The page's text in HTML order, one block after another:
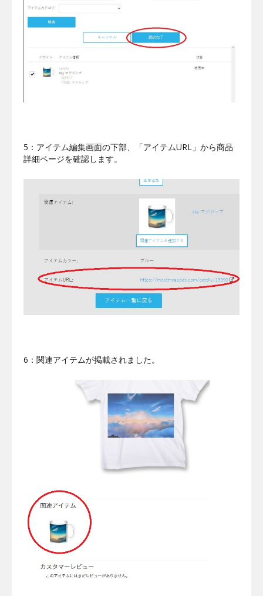
5：アイテム編集画面の下部、「アイテムURL」から商品
詳細ページを確認します。
6：関連アイテムが掲載されました。